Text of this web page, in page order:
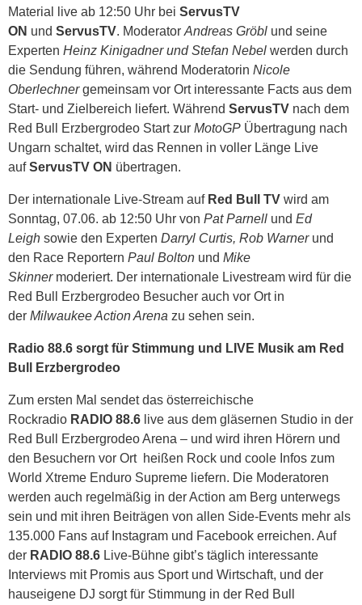
Material live ab 12:50 Uhr bei ServusTV
ON und ServusTV. Moderator Andreas Gröbl und seine
Experten Heinz Kinigadner und Stefan Nebel werden durch
die Sendung führen, während Moderatorin Nicole
Oberlechnergemeinsam vor Ort interessante Facts aus dem
Start- und Zielbereich liefert. Während ServusTV nach dem
Red Bull Erzbergrodeo Start zur MotoGP Übertragung nach
Ungarn schaltet, wird das Rennen in voller Länge Live
aufServusTV ON übertragen.
Der internationale Live-Stream auf Red Bull TV wird am
Sonntag, 07.06. ab 12:50 Uhr von Pat Parnell und Ed
Leigh sowie den Experten Darryl Curtis, Rob Warnerund
den Race Reportern Paul Bolton und Mike
Skinnermoderiert. Der internationale Livestream wird für die
Red Bull Erzbergrodeo Besucher auch vor Ort in
der Milwaukee Action Arena zu sehen sein.
Radio 88.6 sorgt für Stimmung und LIVE Musik am Red
Bull Erzbergrodeo
Zum ersten Mal sendet das österreichische
Rockradio RADIO 88.6 live aus dem gläsernen Studio in der
Red Bull Erzbergrodeo Arena – und wird ihren Hörern und
den Besuchern vor Ort heißen Rock und coole Infos zum
World Xtreme Enduro Supreme liefern. Die Moderatoren
werden auch regelmäßig in der Action am Berg unterwegs
sein und mit ihren Beiträgen von allen Side-Events mehr als
135.000 Fans auf Instagram und Facebook erreichen. Auf
der RADIO 88.6 Live-Bühne gibt’s täglich interessante
Interviews mit Promis aus Sport und Wirtschaft, und der
hauseigene DJ sorgt für Stimmung in der Red Bull